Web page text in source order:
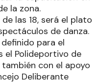
la zona.
las 18, será el plato
de danza.
para el
el Polideportivo de
con el apoyo
Deliberante